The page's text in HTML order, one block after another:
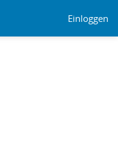
Einloggen